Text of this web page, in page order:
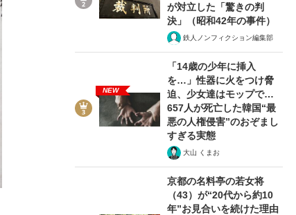
が対立した「驚きの判
決」（昭和42年の事件）
鉄人ノンフィクション編集部
NEW
「14歳の少年に挿入
を…」性器に火をつけ脅
迫、少女達はモップで…
657人が死亡した韓国“最
悪の人権侵害”のおぞまし
すぎる実態
大山 くまお
京都の名料亭の若女将
（43）が“20代から約10
年”お見合いを続けた理由